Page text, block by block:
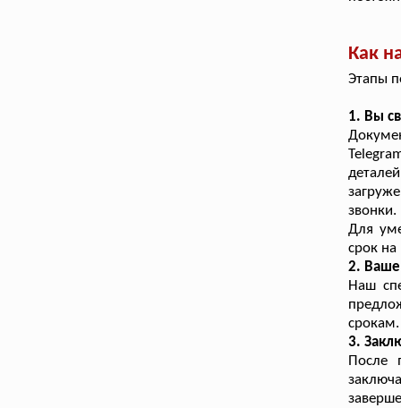
Как
Этапы
1. Вы
Для
срок
2. Ваше
Наш
срокам.
3.
После